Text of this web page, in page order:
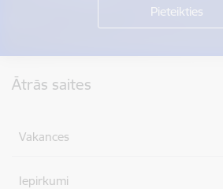
Ātrās saites
Vakances
Iepirkumi